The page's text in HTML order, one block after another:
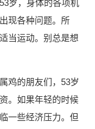
岁，身体的各项机
现各种问题。所
当运动。别总是想
鸡的朋友们，53岁
。如果年轻的时候
一些经济压力。但